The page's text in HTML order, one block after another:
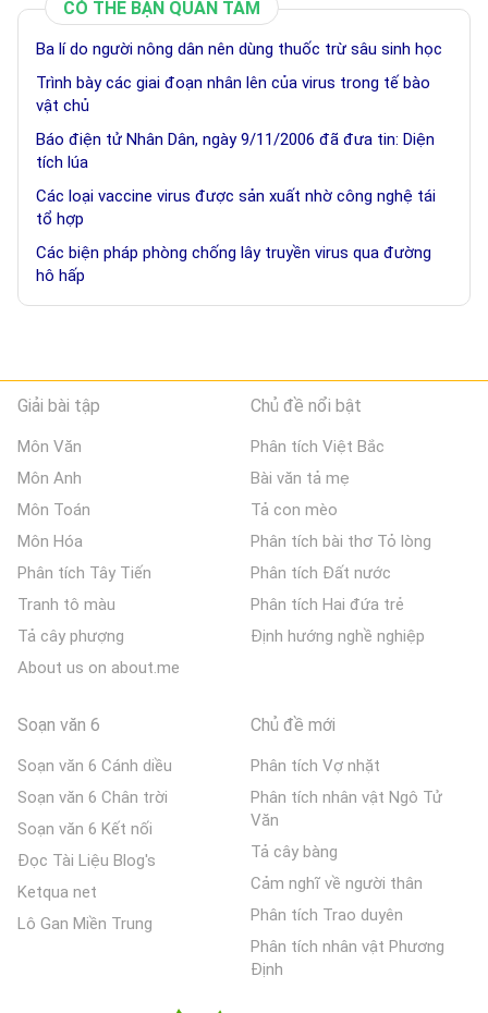
CÓ THỂ BẠN QUAN TÂM
Ba lí do người nông dân nên dùng thuốc trừ sâu sinh học
Trình bày các giai đoạn nhân lên của virus trong tế bào
vật chủ
Báo điện tử Nhân Dân, ngày 9/11/2006 đã đưa tin: Diện
tích lúa
Các loại vaccine virus được sản xuất nhờ công nghệ tái
tổ hợp
Các biện pháp phòng chống lây truyền virus qua đường
hô hấp
Giải bài tập
Môn Văn
Môn Anh
Môn Toán
Môn Hóa
Phân tích Tây Tiến
Tranh tô màu
Tả cây phượng
About us on about.me
Chủ đề nổi bật
Phân tích Việt Bắc
Bài văn tả mẹ
Tả con mèo
Phân tích bài thơ Tỏ lòng
Phân tích Đất nước
Phân tích Hai đứa trẻ
Định hướng nghề nghiệp
Soạn văn 6
Soạn văn 6 Cánh diều
Soạn văn 6 Chân trời
Soạn văn 6 Kết nối
Đọc Tài Liệu Blog's
Ketqua net
Lô Gan Miền Trung
Chủ đề mới
Phân tích Vợ nhặt
Phân tích nhân vật Ngô Tử
Văn
Tả cây bàng
Cảm nghĩ về người thân
Phân tích Trao duyên
Phân tích nhân vật Phương
Định